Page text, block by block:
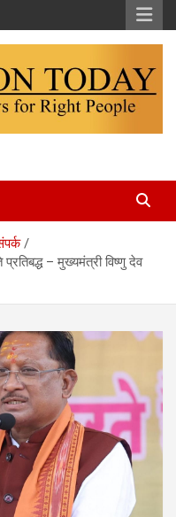
– मुख्यमंत्री विष्णु देव